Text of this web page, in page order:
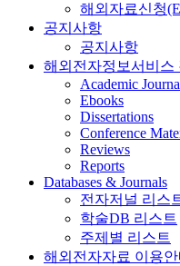
해외자료신청
공지사항
공지사항
해외전자정보서비스
Academic
Ebooks
Dissertations
Conference
Reviews
Reports
Databases & Journals
전자저널 리스
학술DB 리스트
주제별 리스트
해외전자자료 이용안